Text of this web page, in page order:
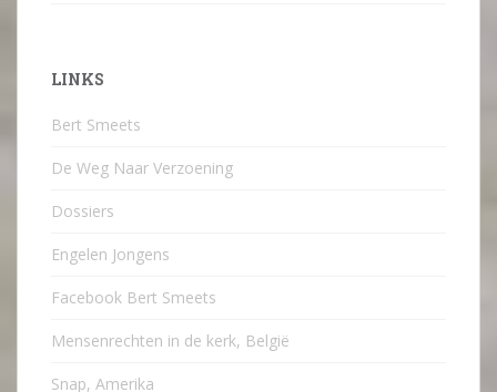
LINKS
Bert Smeets
De Weg Naar Verzoening
Dossiers
Engelen Jongens
Facebook Bert Smeets
Mensenrechten in de kerk, België
Snap, Amerika